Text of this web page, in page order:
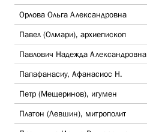
Орлова Ольга Александровна
Павел (Олмари), архиепископ
Павлович Надежда Александровна
Папафанасиу, Афанасиос Н.
Петр (Мещеринов), игумен
Платон (Левшин), митрополит